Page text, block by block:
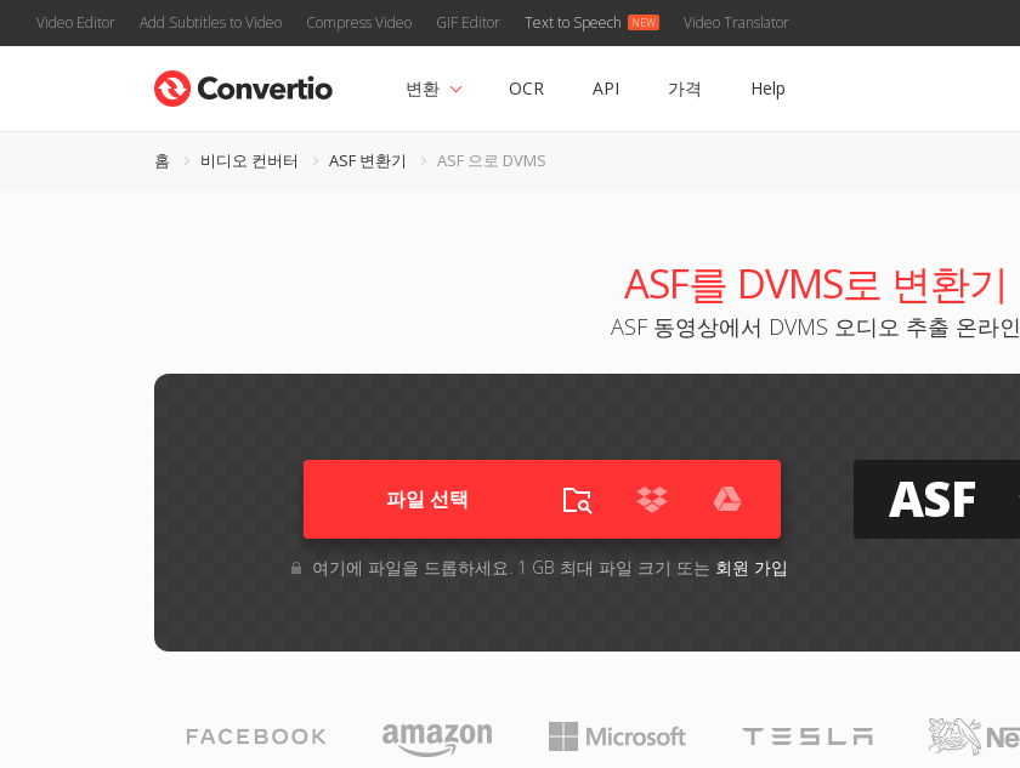
Video Editor Add Subtitles to Video Compress Video GIF Editor Text to Speech Video Translator
변환 OCR API 가격 Help
홈 비디오 컨버터 ASF 변환기 ASF 으로 DVMS
ASF를 DVMS로 변환기
ASF 동영상에서 DVMS 오디오 추출 온라인
파일 선택
여기에 파일을 드롭하세요. 1 GB 최대 파일 크기 또는 회원 가입
ASF